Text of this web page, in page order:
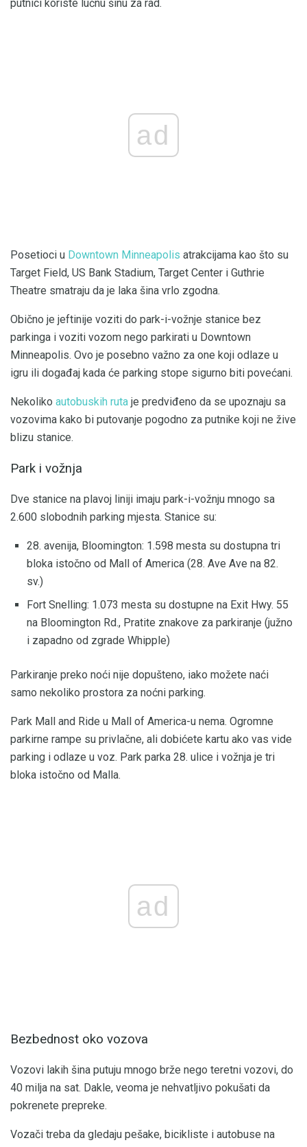
putnici koriste lučnu šinu za rad.
ad
Posetioci u Downtown Minneapolis atrakcijama kao što su
Target Field, US Bank Stadium, Target Center i Guthrie
Theatre smatraju da je laka šina vrlo zgodna.
Obično je jeftinije voziti do park-i-vožnje stanice bez
parkinga i voziti vozom nego parkirati u Downtown
Minneapolis. Ovo je posebno važno za one koji odlaze u
igru ​​ili događaj kada će parking stope sigurno biti povećani.
Nekoliko autobuskih ruta je predviđeno da se upoznaju sa
vozovima kako bi putovanje pogodno za putnike koji ne žive
blizu stanice.
Park i vožnja
Dve stanice na plavoj liniji imaju park-i-vožnju mnogo sa
2.600 slobodnih parking mjesta. Stanice su:
28. avenija, Bloomington: 1.598 mesta su dostupna tri
bloka istočno od Mall of America (28. Ave Ave na 82.
sv.)
Fort Snelling: 1.073 mesta su dostupne na Exit Hwy. 55
na Bloomington Rd., Pratite znakove za parkiranje (južno
i zapadno od zgrade Whipple)
Parkiranje preko noći nije dopušteno, iako možete naći
samo nekoliko prostora za noćni parking.
Park Mall and Ride u Mall of America-u nema. Ogromne
parkirne rampe su privlačne, ali dobićete kartu ako vas vide
parking i odlaze u voz. Park parka 28. ulice i vožnja je tri
bloka istočno od Malla.
ad
Bezbednost oko vozova
Vozovi lakih šina putuju mnogo brže nego teretni vozovi, do
40 milja na sat. Dakle, veoma je nehvatljivo pokušati da
pokrenete prepreke.
Vozači treba da gledaju pešake, bicikliste i autobuse na